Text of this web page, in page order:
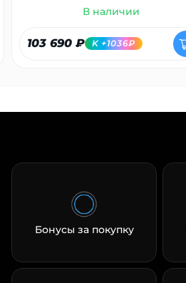
В наличии
103 690 ₽ K +1036₽
Бонусы за покупку